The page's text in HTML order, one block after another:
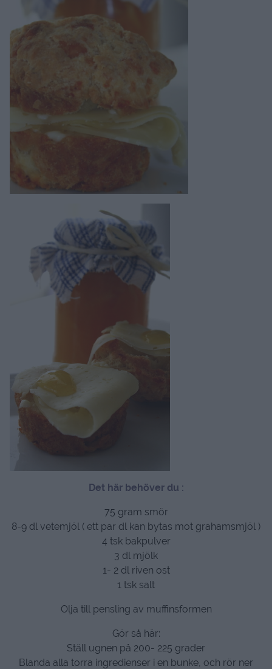
Det här behöver du :
75 gram smör
8-9 dl vetemjöl ( ett par dl kan bytas mot grahamsmjöl )
4 tsk bakpulver
3 dl mjölk
1- 2 dl riven ost
1 tsk salt
Olja till pensling av muffinsformen
Gör så här:
Ställ ugnen på 200- 225 grader
Blanda alla torra ingredienser i en bunke, och rör ner